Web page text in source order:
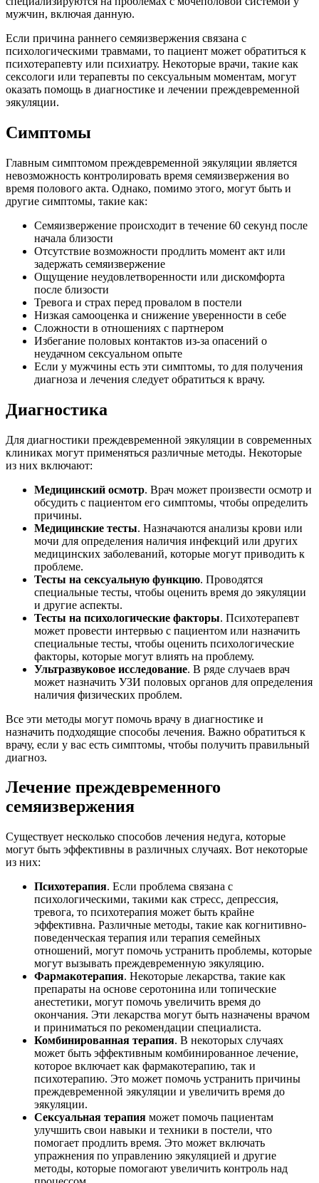
мужчин, включая данную.
Если причина раннего семяизвержения связана с
психологическими травмами, то пациент может обратиться к
психотерапевту или психиатру. Некоторые врачи, такие как
сексологи или терапевты по сексуальным моментам, могут
оказать помощь в диагностике и лечении преждевременной
эякуляции.
Симптомы
Главным симптомом преждевременной эякуляции является
невозможность контролировать время семяизвержения во
время полового акта. Однако, помимо этого, могут быть и
другие симптомы, такие как:
Семяизвержение происходит в течение 60 секунд после
начала близости
Отсутствие возможности продлить момент акт или
задержать семяизвержение
Ощущение неудовлетворенности или дискомфорта
после близости
Тревога и страх перед провалом в постели
Низкая самооценка и снижение уверенности в себе
Сложности в отношениях с партнером
Избегание половых контактов из-за опасений о
неудачном сексуальном опыте
Если у мужчины есть эти симптомы, то для получения
диагноза и лечения следует обратиться к врачу.
Диагностика
Для диагностики преждевременной эякуляции в современных
клиниках могут применяться различные методы. Некоторые
из них включают:
Медицинский осмотр. Врач может произвести осмотр и
обсудить с пациентом его симптомы, чтобы определить
причины.
Медицинские тесты. Назначаются анализы крови или
мочи для определения наличия инфекций или других
медицинских заболеваний, которые могут приводить к
проблеме.
Тесты на сексуальную функцию. Проводятся
специальные тесты, чтобы оценить время до эякуляции
и другие аспекты.
Тесты на психологические факторы. Психотерапевт
может провести интервью с пациентом или назначить
специальные тесты, чтобы оценить психологические
факторы, которые могут влиять на проблему.
Ультразвуковое исследование. В ряде случаев врач
может назначить УЗИ половых органов для определения
наличия физических проблем.
Все эти методы могут помочь врачу в диагностике и
назначить подходящие способы лечения. Важно обратиться к
врачу, если у вас есть симптомы, чтобы получить правильный
диагноз.
Лечение преждевременного
семяизвержения
Существует несколько способов лечения недуга, которые
могут быть эффективны в различных случаях. Вот некоторые
из них:
Психотерапия. Если проблема связана с
психологическими, такими как стресс, депрессия,
тревога, то психотерапия может быть крайне
эффективна. Различные методы, такие как когнитивно-
поведенческая терапия или терапия семейных
отношений, могут помочь устранить проблемы, которые
могут вызывать преждевременную эякуляцию.
Фармакотерапия. Некоторые лекарства, такие как
препараты на основе серотонина или топические
анестетики, могут помочь увеличить время до
окончания. Эти лекарства могут быть назначены врачом
и приниматься по рекомендации специалиста.
Комбинированная терапия. В некоторых случаях
может быть эффективным комбинированное лечение,
которое включает как фармакотерапию, так и
психотерапию. Это может помочь устранить причины
преждевременной эякуляции и увеличить время до
эякуляции.
Сексуальная терапия может помочь пациентам
улучшить свои навыки и техники в постели, что
помогает продлить время. Это может включать
упражнения по управлению эякуляцией и другие
методы, которые помогают увеличить контроль над